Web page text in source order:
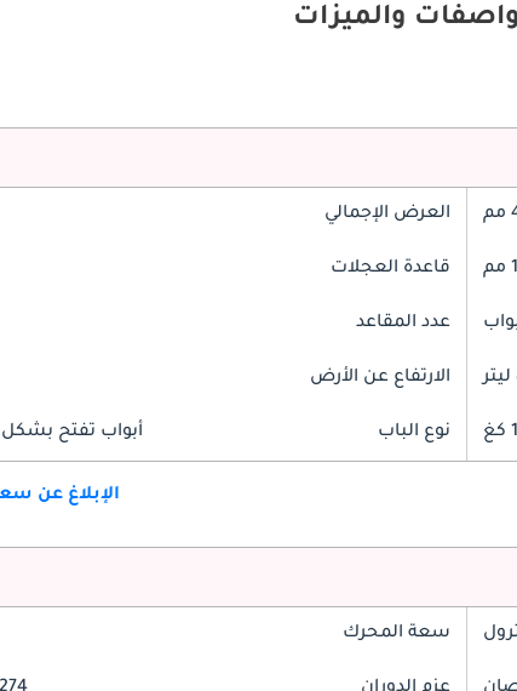
العرض الإجمالي
قاعدة العجلات
عدد المقاعد
الارتفاع عن الأرض
نوع الباب أبواب تفتح بشكل
الإبلاغ عن
سعة المحرك